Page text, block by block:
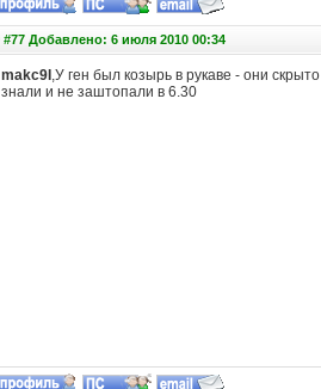
#77 Добавлено: 6 июля 2010 00:34
makc9I ,У ген был козырь в рукаве - они
знали и не заштопали в 6.30